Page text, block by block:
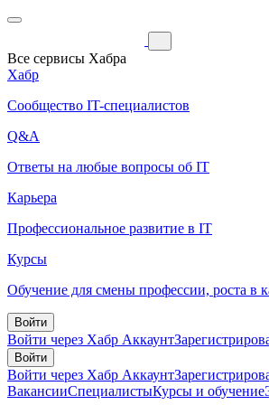
Все сервисы Хабра
Хабр
Сообщество IT-специалистов
Q&A
Ответы на любые вопросы об IT
Карьера
Профессиональное развитие в IT
Курсы
Обучение для смены профессии, роста в
Войти
Войти через Хабр Аккаунт
Войти
Войти через Хабр Аккаунт
ВакансииСпециалистыКурсы и обучение